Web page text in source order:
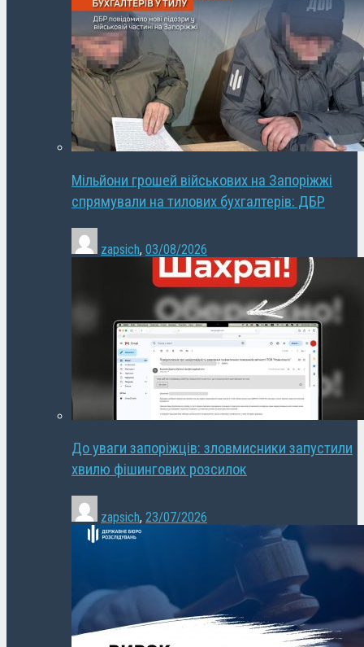
Мільйони грошей військових на Запоріжжі
спрямували на тилових бухгалтерів: ДБР
zapsich, 03/08/2026
До уваги запоріжців: зловмисники запустили
хвилю фішингових розсилок
zapsich, 23/07/2026